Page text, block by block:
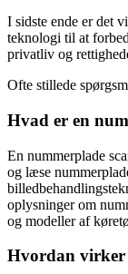
I sidste ende er det
teknologi til at
privatliv og
Ofte stillede
Hvad er en
En nummerplade
og læse
oplysninger om
og modeller af
Hvordan virker